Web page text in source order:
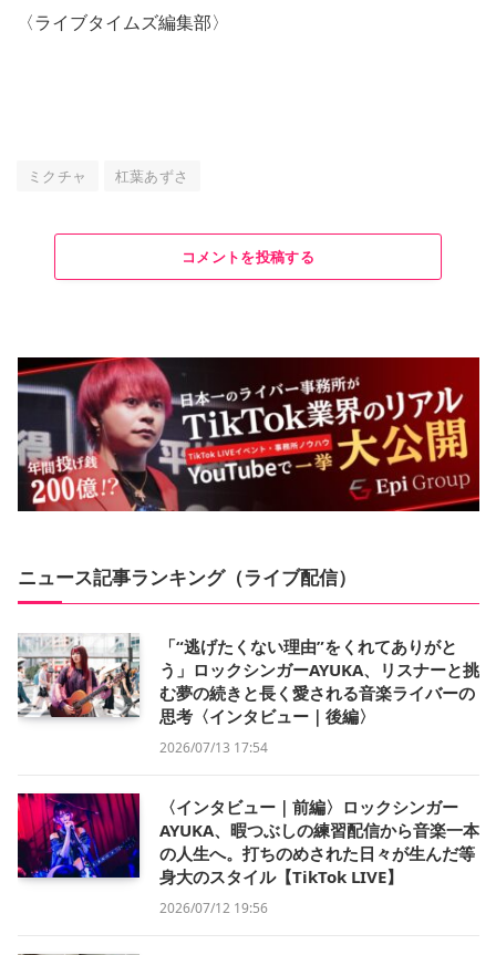
〈ライブタイムズ編集部〉
ミクチャ 杠葉あずさ
コメントを投稿する
ニュース記事ランキング（ライブ配信）
「“逃げたくない理由”をくれてありがと
う」ロックシンガーAYUKA、リスナーと挑
む夢の続きと長く愛される音楽ライバーの
思考〈インタビュー｜後編〉
2026/07/13 17:54
〈インタビュー｜前編〉ロックシンガー
AYUKA、暇つぶしの練習配信から音楽一本
の人生へ。打ちのめされた日々が生んだ等
身大のスタイル【TikTok LIVE】
2026/07/12 19:56